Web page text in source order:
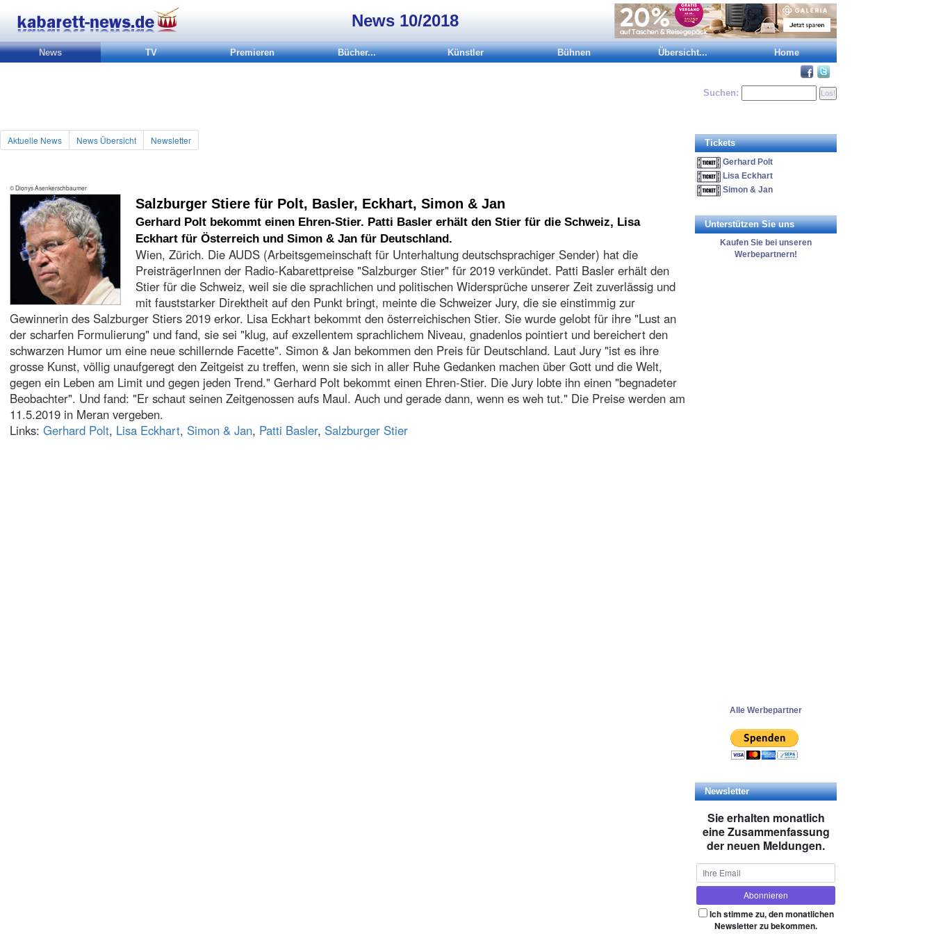
News 10/2018
News TV Premieren Bücher... Künstler Bühnen Übersicht... Home
Suchen:
Aktuelle News News Übersicht Newsletter
© Dionys Asenkerschbaumer
Salzburger Stiere für Polt, Basler, Eckhart, Simon & Jan
Gerhard Polt bekommt einen Ehren-Stier. Patti Basler erhält den Stier für die Schweiz, Lisa
Eckhart für Österreich und Simon & Jan für Deutschland.
Wien, Zürich. Die AUDS (Arbeitsgemeinschaft für Unterhaltung deutschsprachiger Sender) hat die
PreisträgerInnen der Radio-Kabarettpreise "Salzburger Stier" für 2019 verkündet. Patti Basler erhält den
Stier für die Schweiz, weil sie die sprachlichen und politischen Widersprüche unserer Zeit zuverlässig und
mit fauststarker Direktheit auf den Punkt bringt, meinte die Schweizer Jury, die sie einstimmig zur
Gewinnerin des Salzburger Stiers 2019 erkor. Lisa Eckhart bekommt den österreichischen Stier. Sie wurde gelobt für ihre "Lust an
der scharfen Formulierung" und fand, sie sei "klug, auf exzellentem sprachlichem Niveau, gnadenlos pointiert und bereichert den
schwarzen Humor um eine neue schillernde Facette". Simon & Jan bekommen den Preis für Deutschland. Laut Jury "ist es ihre
grosse Kunst, völlig unaufgeregt den Zeitgeist zu treffen, wenn sie sich in aller Ruhe Gedanken machen über Gott und die Welt,
gegen ein Leben am Limit und gegen jeden Trend." Gerhard Polt bekommt einen Ehren-Stier. Die Jury lobte ihn einen "begnadeter
Beobachter". Und fand: "Er schaut seinen Zeitgenossen aufs Maul. Auch und gerade dann, wenn es weh tut." Die Preise werden am
11.5.2019 in Meran vergeben.
Links: Gerhard Polt, Lisa Eckhart, Simon & Jan, Patti Basler, Salzburger Stier
Tickets
Gerhard Polt
Lisa Eckhart
Simon & Jan
Unterstützen Sie uns
Kaufen Sie bei unseren
Werbepartnern!
Alle Werbepartner
Newsletter
Sie erhalten monatlich
eine Zusammenfassung
der neuen Meldungen.
Ich stimme zu, den monatlichen
Newsletter zu bekommen.